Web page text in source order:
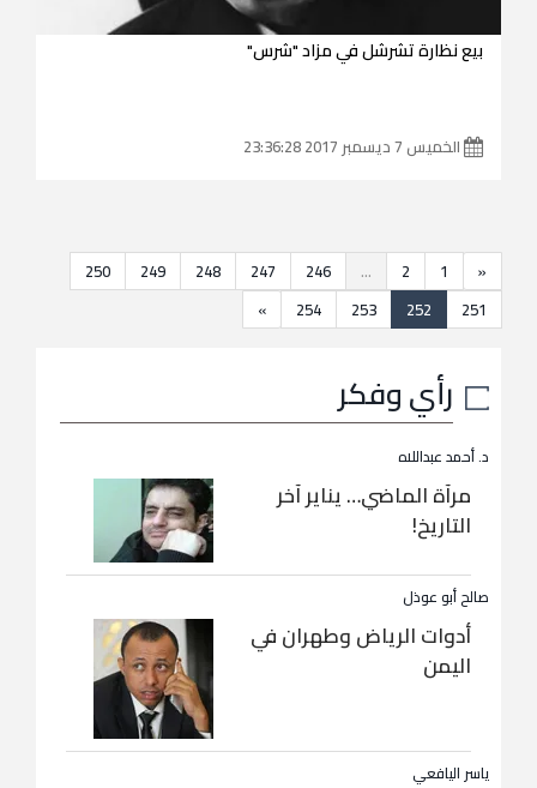
بيع نظارة تشرشل في مزاد "شرس"
الخميس 7 ديسمبر 2017 23:36:28
«
1
2
...
246
247
248
249
250
251
252
253
254
»
رأي وفكر
د. أحمد عبداللاه
مرآة الماضي… يناير آخر
التاريخ!
صالح أبو عوذل
أدوات الرياض وطهران في
اليمن
ياسر اليافعي